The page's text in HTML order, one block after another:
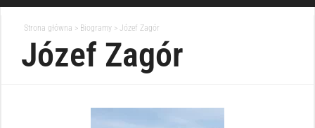
Strona główna > Biogramy > Józef Zagór
Józef Zagór